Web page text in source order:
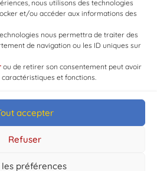
nous utilisons des technologies
et/ou accéder aux informations des
nous permettra de traiter des
de navigation ou les ID uniques sur
ou de retirer son consentement peut avoir
et fonctions.
accepter
Refuser
les préférences
2024] | Tous droits réservés.
byWEB3-DESIGN